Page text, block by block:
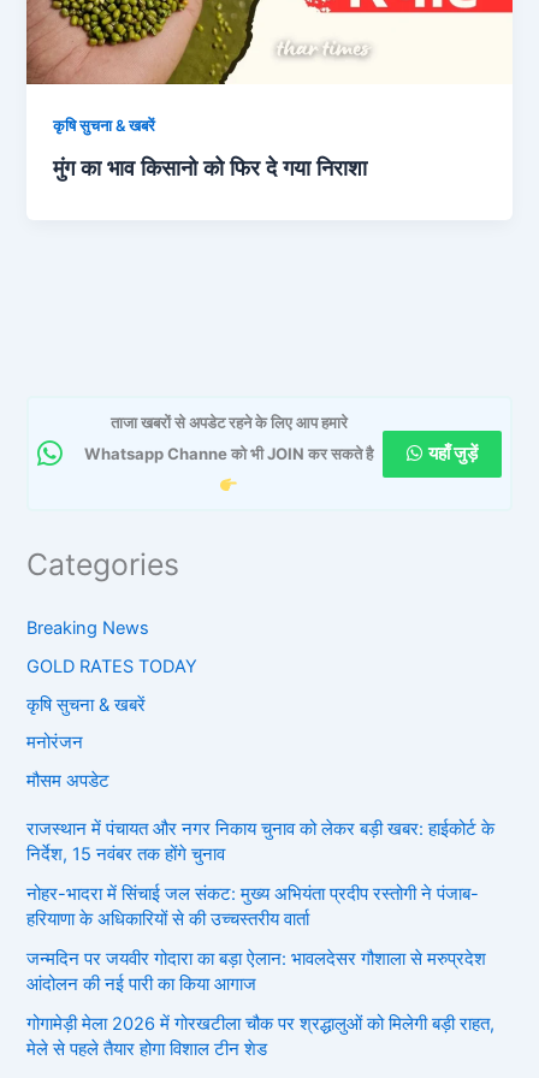
कृषि सुचना & खबरें
मुंग का भाव किसानो को फिर दे गया निराशा
ताजा खबरों से अपडेट रहने के लिए आप हमारे
Whatsapp Channe को भी JOIN कर सकते है
यहाँ जुड़ें
Categories
Breaking News
GOLD RATES TODAY
कृषि सुचना & खबरें
मनोरंजन
मौसम अपडेट
राजस्थान में पंचायत और नगर निकाय चुनाव को लेकर बड़ी खबर: हाईकोर्ट के
निर्देश, 15 नवंबर तक होंगे चुनाव
नोहर-भादरा में सिंचाई जल संकट: मुख्य अभियंता प्रदीप रस्तोगी ने पंजाब-
हरियाणा के अधिकारियों से की उच्चस्तरीय वार्ता
जन्मदिन पर जयवीर गोदारा का बड़ा ऐलान: भावलदेसर गौशाला से मरुप्रदेश
आंदोलन की नई पारी का किया आगाज
गोगामेड़ी मेला 2026 में गोरखटीला चौक पर श्रद्धालुओं को मिलेगी बड़ी राहत,
मेले से पहले तैयार होगा विशाल टीन शेड